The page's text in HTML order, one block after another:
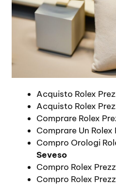
Acquisto Rolex
Acquisto Rolex
Comprare Rolex
Comprare Un Rolex
Compro Orologi
Seveso
Compro Rolex
Compro Rolex